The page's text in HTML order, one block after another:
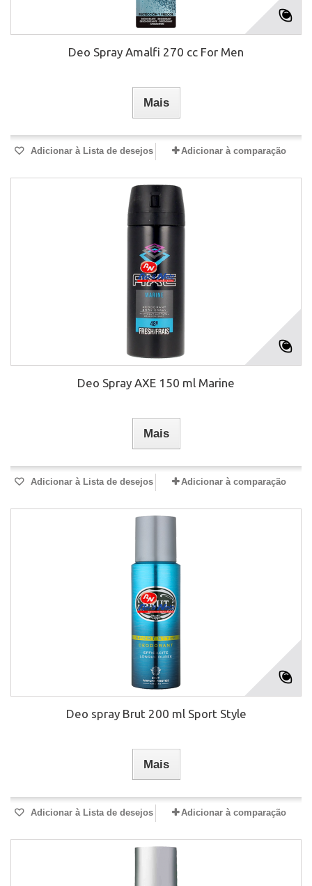
Deo Spray Amalfi 270 cc For Men
Mais
Adicionar à Lista de desejos Adicionar à comparação
Deo Spray AXE 150 ml Marine
Mais
Adicionar à Lista de desejos Adicionar à comparação
Deo spray Brut 200 ml Sport Style
Mais
Adicionar à Lista de desejos Adicionar à comparação